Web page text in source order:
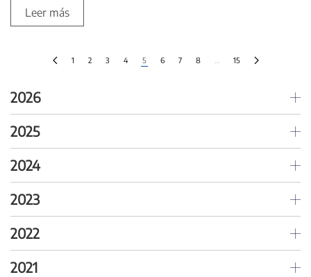
Leer más
1 2 3 4 5 6 7 8 15
2026
2025
2024
2023
2022
2021